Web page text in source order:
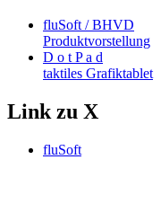
fluSoft / BHVD
Produktvorstellung
D o t P a d
taktiles Grafiktablet
Link zu X
fluSoft